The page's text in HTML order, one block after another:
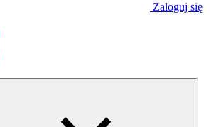
Zaloguj się